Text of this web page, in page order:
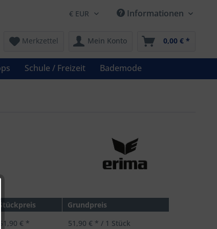
Informationen
Merkzettel Mein Konto 0,00 € *
Schule / Freizeit Bademode
Stückpreis
Grundpreis
51,90 € * 51,90 € * / 1 Stück